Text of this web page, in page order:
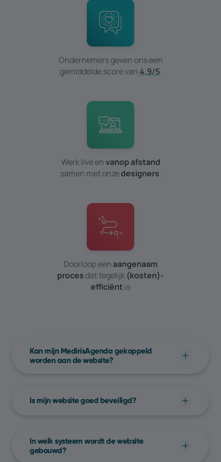
Ondernemers geven ons een
gemiddelde score van 4,9/5.
Werk live envanop afstand
samen met onzedesigners.
Doorloop eenaangenaam
proces dat tegelijk (kosten)­
efficiënt is
Kan mijn MedirisAgenda gekoppeld
worden aan de website?
bezoekers eenvoudig klikken op "afspraak
website zijn ook mogelijk en kunnen we
Is mijn website goed beveiligd?
beveiligd met een SSL certificaat. De SSL
certificaten worden automatisch geüpdatet
In welk systeem wordt de website
gebouwd?